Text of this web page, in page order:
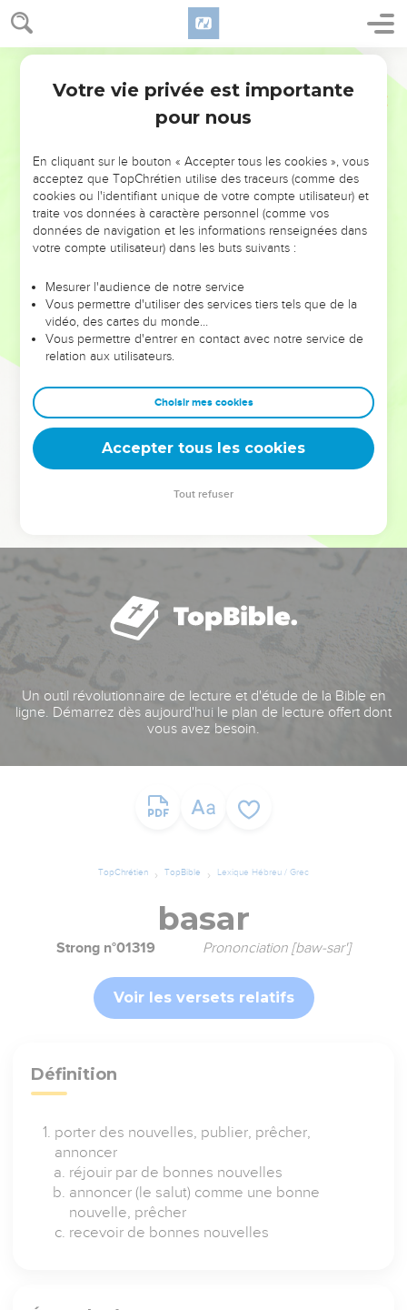
NE MANQUEZ PAS L’ÉVÉNEMENT
DE L’ANNÉE !
ET SI LEURS ERREURS POUVAIENT VOUS ÉVITER LES
VOTRES ?
leur foi ou leur vision. Mais on voit moins les doutes, les erreurs
et les saisons difficiles qu'ils ont traversés, alors même que ce
sont elles qui les ont façonnés.
Dans cette conférence, leaders, entrepreneurs, et responsables
clés pour avancer avec plus de sagesse afin que leurs erreurs
deviennent vos tremplins. Que vous guidiez un ministère, une
équipe, un groupe ou une famille, leur expérience est faite
Un outil révolutionnaire de lecture et d'étude de la Bible en
ligne. Démarrez dès aujourd'hui le plan de lecture offert dont
vous avez besoin.
TopChrétien TopBible Lexique Hébreu / Grec
basar
Strong n°01319 Prononciation [baw-sar']
Voir les versets relatifs
Définition
porter des nouvelles, publier, prêcher,
annoncer
réjouir par de bonnes nouvelles
annoncer (le salut) comme une bonne
nouvelle, prêcher
recevoir de bonnes nouvelles
Votre vie privée est importante
pour nous
En cliquant sur le bouton « Accepter tous les cookies », vous
acceptez que TopChrétien utilise des traceurs (comme des
cookies ou l'identifiant unique de votre compte utilisateur) et
traite vos données à caractère personnel (comme vos
données de navigation et les informations renseignées dans
votre compte utilisateur) dans les buts suivants :
Mesurer l'audience de notre service
Vous permettre d'utiliser des services tiers tels que de la
vidéo, des cartes du monde…
Vous permettre d'entrer en contact avec notre service de
relation aux utilisateurs.
Choisir mes cookies
Accepter tous les cookies
Tout refuser